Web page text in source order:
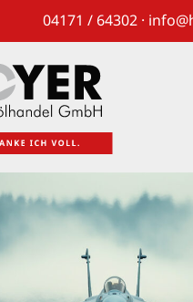
04171 / 64302 ·